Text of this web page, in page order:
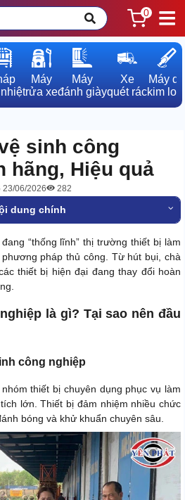
0
Máy
rửa xe
Máy
đánh giày
Xe
quét rác
Máy dò
kim loại
sinh công
hãng, Hiệu quả
23/06/2026 282
dung chính
đang “thống lĩnh” thị trường thiết bị làm
pháp thủ công. Từ hút bụi, chà
thiết bị hiện đại đang thay đổi hoàn
là gì? Tại sao nên đầu
công nghiệp
thiết bị chuyên dụng phục vụ làm
lớn. Thiết bị đảm nhiệm nhiều chức
bóng và khử khuẩn chuyên sâu.